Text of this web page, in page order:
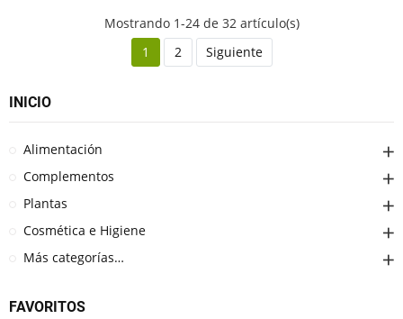
Mostrando 1-24 de 32 artículo(s)
1
2 Siguiente
INICIO
Alimentación
Complementos
Plantas
Cosmética e Higiene
Más categorías…
FAVORITOS